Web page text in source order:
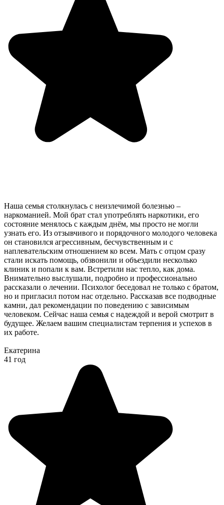
Наша семья столкнулась с неизлечимой болезнью –
наркоманией. Мой брат стал употреблять наркотики, его
состояние менялось с каждым днём, мы просто не могли
узнать его. Из отзывчивого и порядочного молодого человека
он становился агрессивным, бесчувственным и с
наплевательским отношением ко всем. Мать с отцом сразу
стали искать помощь, обзвонили и объездили несколько
клиник и попали к вам. Встретили нас тепло, как дома.
Внимательно выслушали, подробно и профессионально
рассказали о лечении. Психолог беседовал не только с братом,
но и пригласил потом нас отдельно. Рассказав все подводные
камни, дал рекомендации по поведению с зависимым
человеком. Сейчас наша семья с надеждой и верой смотрит в
будущее. Желаем вашим специалистам терпения и успехов в
их работе.
Екатерина
41 год